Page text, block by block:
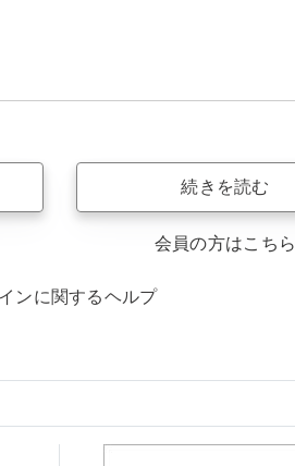
続きを読む
会員の方はこちら
ンに関するヘルプ